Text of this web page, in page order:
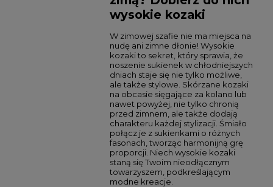
wysokie kozaki
W zimowej szafie nie ma miejsca na
nudę ani zimne dłonie! Wysokie
kozaki to sekret, który sprawia, że
noszenie sukienek w chłodniejszych
dniach staje się nie tylko możliwe,
ale także stylowe. Skórzane kozaki
na obcasie sięgające za kolano lub
nawet powyżej, nie tylko chronią
przed zimnem, ale także dodają
charakteru każdej stylizacji. Śmiało
połącz je z sukienkami o różnych
fasonach, tworząc harmonijną grę
proporcji. Niech wysokie kozaki
staną się Twoim nieodłącznym
towarzyszem, podkreślającym
modne kreacje.